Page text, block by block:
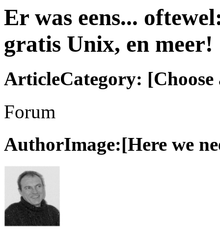
Er was eens...
gratis Unix, en meer!
ArticleCategory:
Forum
AuthorImage:[Here we